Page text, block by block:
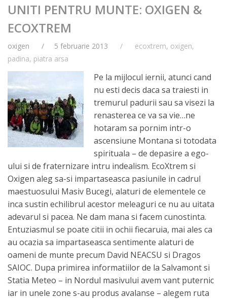
UNITI PENTRU MUNTE: OXIGEN &
ECOXTREM
oxigen 5 februarie 2013 ecoxtrem, oxigen,
padina, piatra arsa
Pe la mijlocul iernii, atunci cand
nu esti decis daca sa traiesti in
tremurul padurii sau sa visezi la
renasterea ce va sa vie…ne
hotaram sa pornim intr-o
ascensiune Montana si totodata
spirituala – de depasire a ego-
ului si de fraternizare intru indealism. EcoXtrem si
Oxigen aleg sa-si impartaseasca pasiunile in cadrul
maestuosului Masiv Bucegi, alaturi de elementele ce
inca sustin echilibrul acestor meleaguri ce nu au uitata
adevarul si pacea. Ne dam mana si facem cunostinta.
Entuziasmul se poate citii in ochii fiecaruia, mai ales ca
au ocazia sa impartaseasca sentimente alaturi de
oameni de munte precum David NEACSU si Dragos
SAIOC. Dupa primirea informatiilor de la Salvamont si
Statia Meteo – in Nordul masivului avem vant puternic
iar in unele zone s-au produs avalanse – alegem ruta